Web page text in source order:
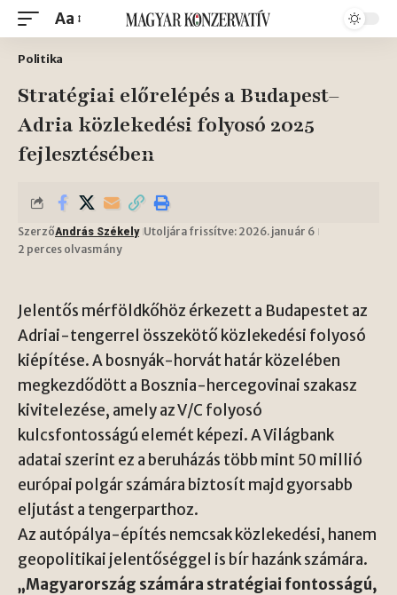
Aa
Politika
Stratégiai előrelépés a Budapest–
Adria közlekedési folyosó 2025
fejlesztésében
SzerzőAndrás Székely Utoljára frissítve: 2026. január 6
2 perces olvasmány
Jelentős mérföldkőhöz érkezett a Budapestet az
Adriai-tengerrel összekötő közlekedési folyosó
kiépítése. A bosnyák-horvát határ közelében
megkezdődött a Bosznia-hercegovinai szakasz
kivitelezése, amely az V/C folyosó
kulcsfontosságú elemét képezi. A Világbank
adatai szerint ez a beruházás több mint 50 millió
európai polgár számára biztosít majd gyorsabb
eljutást a tengerparthoz.
Az autópálya-építés nemcsak közlekedési, hanem
geopolitikai jelentőséggel is bír hazánk számára.
„Magyarország számára stratégiai fontosságú,